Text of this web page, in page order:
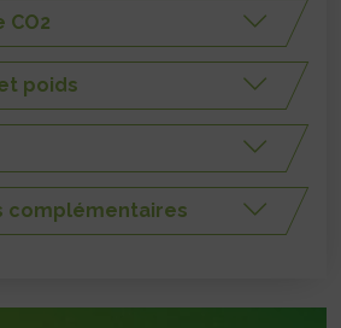
CO2
poids
complémentaires